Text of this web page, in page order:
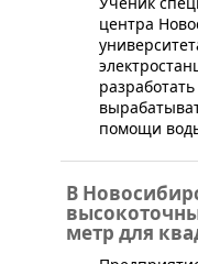
центра
помощи
В
метр для